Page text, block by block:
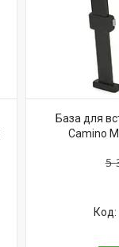
База для
Camino
5